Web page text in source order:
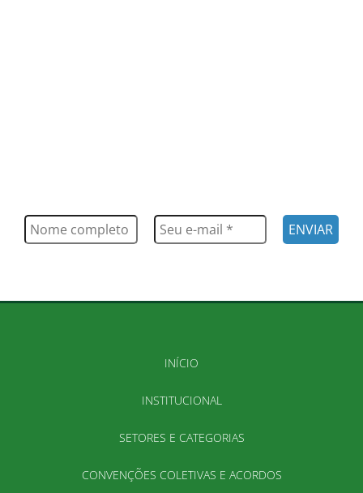
INÍCIO
INSTITUCIONAL
SETORES E CATEGORIAS
CONVENÇÕES COLETIVAS E ACORDOS